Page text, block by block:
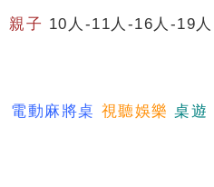
親子 10人-11人-16人-19人
電動麻將桌 視聽娛樂 桌遊